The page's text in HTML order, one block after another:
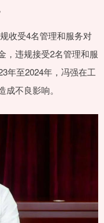
收受4名管理和服务对
，违规接受2名管理和服
年至2024年，冯强在工
不良影响。